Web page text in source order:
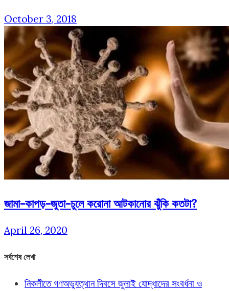
October 3, 2018
জামা-কাপড়-জুতা-চুলে করোনা আটকানোর ঝুঁকি কতটা?
April 26, 2020
সর্বশেষ লেখা
নিকলীতে গণঅভ্যুত্থান দিবসে জুলাই যোদ্ধাদের সংবর্ধনা ও